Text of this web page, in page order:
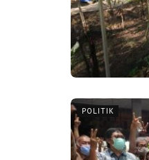
POLITIK